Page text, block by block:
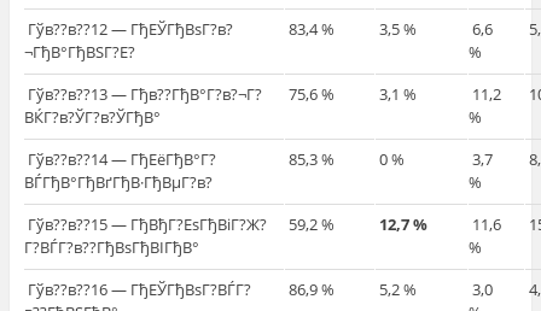
Гўв??в??12 — ГђЕЎГђВѕГ?в?
¬ГђВ°ГђВЅГ?Е?
83,4 % 3,5 %
6,6
%
Гўв??в??13 — Гђв??ГђВ°Г?в?¬Г?
ВЌГ?в?ЎГ?в?ЎГђВ°
75,6 % 3,1 %
11,2
%
Гўв??в??14 — ГђЕёГђВ°Г?
ВЃГђВ°ГђВґГђВ·ГђВµГ?в?
85,3 % 0 %
3,7
%
Гўв??в??15 — ГђВђГ?ЕѕГђВіГ?Ж?
Г?ВЃГ?в??ГђВѕГђВІГђВ°
59,2 % 12,7 %
11,6
%
Гўв??в??16 — ГђЕЎГђВѕГ?ВЃГ?
86,9 % 5,2 %
3,0